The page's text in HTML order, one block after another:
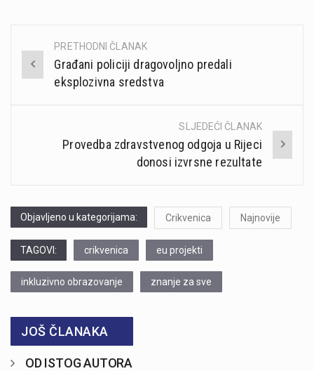
Post
navigation
PRETHODNI ČLANAK
Građani policiji dragovoljno predali
eksplozivna sredstva
SLJEDEĆI ČLANAK
Provedba zdravstvenog odgoja u Rijeci
donosi izvrsne rezultate
Objavljeno u kategorijama: Crikvenica Najnovije
TAGOVI: crikvenica eu projekti
inkluzivno obrazovanje znanje za sve
JOŠ ČLANAKA
OD ISTOG AUTORA